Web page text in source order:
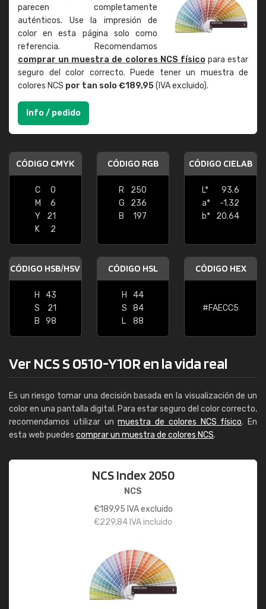
parecen completamente
auténticos. Use la impresión de
color en esta página solo como
referencia. Recomendamos
comprar un muestra de colores NCS físicopara estar
seguro del color correcto. Puede tener un muestra de
colores NCS por tan solo €189,95(IVA excluido).
Info / pedido
CÓDIGO CMYK
C
0
M
6
Y
21
K
2
CÓDIGO RGB
R
250
G
236
B
197
CÓDIGO CIELAB
L*
93.6
a*
-1.32
b*
20.64
CÓDIGO HSB/HSV
H
43
S
21
B
98
CÓDIGO HSL
H
44
S
84
L
88
CÓDIGO HEX
#FAECC5
Ver NCS S 0510-Y10R en la vida real
Es un riesgo tomar una decisión basada en la visualización de un
color en una pantalla digital. Para estar seguro del color correcto,
recomendamos utilizar unmuestra de colores NCS físico. En
esta web puedes comprar un muestra de colores NCS.
NCS Index 2050
NCS
€189,95 IVA excluido
€229,84 IVA incluido